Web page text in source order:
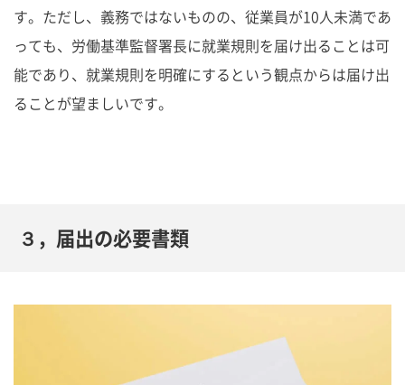
す。ただし、義務ではないものの、従業員が10人未満であ
っても、労働基準監督署長に就業規則を届け出ることは可
能であり、就業規則を明確にするという観点からは届け出
ることが望ましいです。
３，届出の必要書類